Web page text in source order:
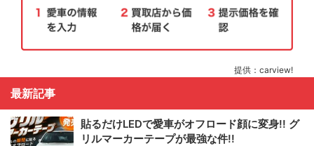
提供：carview!
最新記事
貼るだけLEDで愛車がオフロード顔に変身!! グ
リルマーカーテープが最強な件!!